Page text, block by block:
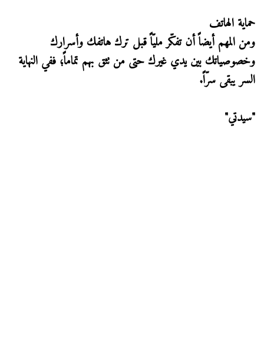
حماية الهاتف
ومن المهم أيضاً أن تفكّر مليّاً قبل ترك هاتفك وأسرارك
وخصوصياتك بين يدي غيرك حتى من تثق بهم تماماً؛ ففي النهاية
السر يبقى سرّاً.
"سيدتي"